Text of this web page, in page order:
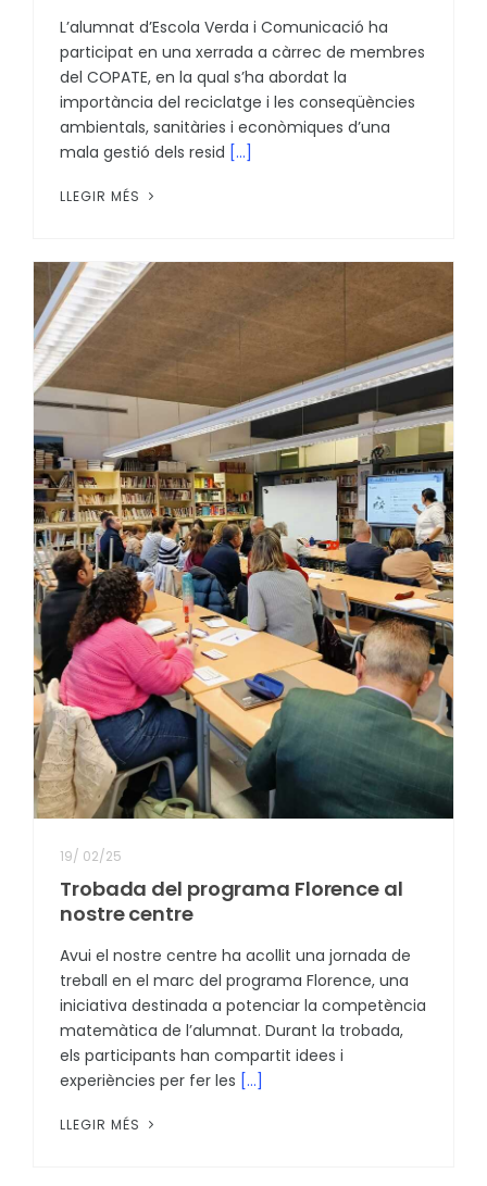
L’alumnat d’Escola Verda i Comunicació ha
participat en una xerrada a càrrec de membres
del COPATE, en la qual s’ha abordat la
importància del reciclatge i les conseqüències
ambientals, sanitàries i econòmiques d’una
mala gestió dels resid [...]
LLEGIR MÉS
19/ 02/25
Trobada del programa Florence al
nostre centre
Avui el nostre centre ha acollit una jornada de
treball en el marc del programa Florence, una
iniciativa destinada a potenciar la competència
matemàtica de l’alumnat. Durant la trobada,
els participants han compartit idees i
experiències per fer les [...]
LLEGIR MÉS